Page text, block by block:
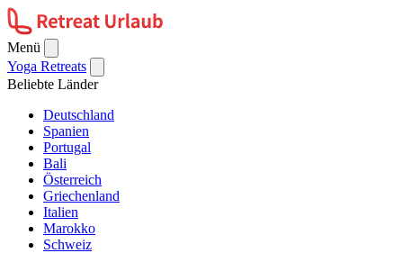
Menü
Yoga Retreats
Beliebte Länder
Deutschland
Spanien
Portugal
Bali
Österreich
Griechenland
Italien
Marokko
Schweiz